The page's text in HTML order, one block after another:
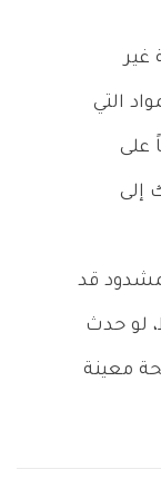
غير
التي
على
إلى
قد
لو حدث
معينة